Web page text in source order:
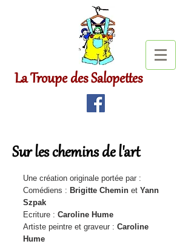
La Troupe des Salopettes
Sur les chemins de l'art
Une création originale portée par :
Comédiens : Brigitte Chemin et Yann
Szpak
Ecriture : Caroline Hume
Artiste peintre et graveur : Caroline
Hume